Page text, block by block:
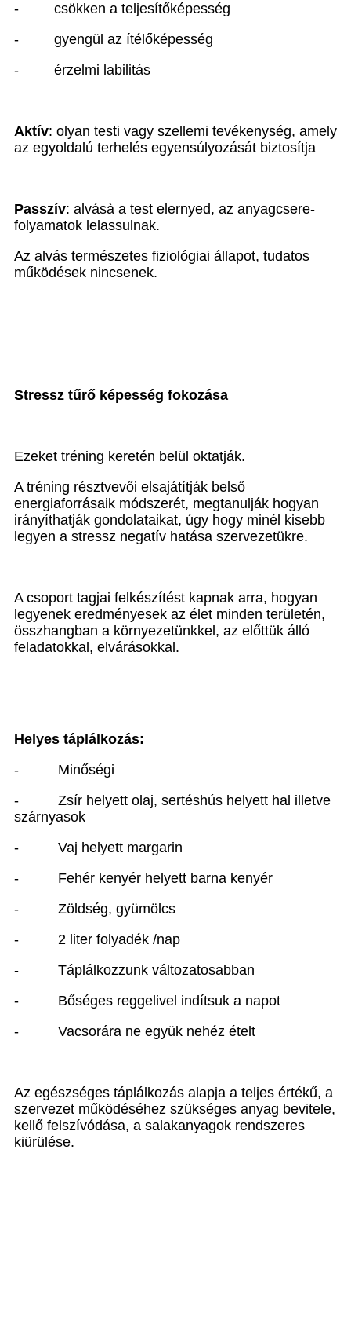
-
csökken a teljesítőképesség
-
gyengül az ítélőképesség
-
érzelmi labilitás
Aktív: olyan testi vagy szellemi tevékenység, amely
az egyoldalú terhelés egyensúlyozását biztosítja
Passzív: alvásà a test elernyed, az anyagcsere-
folyamatok lelassulnak.
Az alvás természetes fiziológiai állapot, tudatos
működések nincsenek.
Stressz tűrő képesség fokozása
Ezeket tréning keretén belül oktatják.
A tréning résztvevői elsajátítják belső
energiaforrásaik módszerét, megtanulják hogyan
irányíthatják gondolataikat, úgy hogy minél kisebb
legyen a stressz negatív hatása szervezetükre.
A csoport tagjai felkészítést kapnak arra, hogyan
legyenek eredményesek az élet minden területén,
összhangban a környezetünkkel, az előttük álló
feladatokkal, elvárásokkal.
Helyes táplálkozás:
-
Minőségi
-
Zsír helyett olaj, sertéshús helyett hal illetve
szárnyasok
-
Vaj helyett margarin
-
Fehér kenyér helyett barna kenyér
-
Zöldség, gyümölcs
-
2 liter folyadék /nap
-
Táplálkozzunk változatosabban
-
Bőséges reggelivel indítsuk a napot
-
Vacsorára ne együk nehéz ételt
Az egészséges táplálkozás alapja a teljes értékű, a
szervezet működéséhez szükséges anyag bevitele,
kellő felszívódása, a salakanyagok rendszeres
kiürülése.